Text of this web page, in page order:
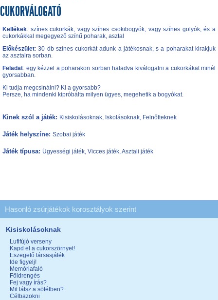
CUKORVÁLOGATÓ
Kellékek: színes cukorkák, vagy színes csokibogyók, vagy színes golyók, és a
cukorkákkal megegyező színű poharak, asztal
Előkészület: 30 db színes cukorkát adunk a játékosnak, s a poharakat kirakjuk
az asztalra sorban.
Feladat: egy kézzel a poharakon sorban haladva kiválogatni a cukorkákat minél
gyorsabban.
Ki tudja megcsinálni? Ki a gyorsabb?
Persze, ha mindenki kipróbálta milyen ügyes, megehetik a bogyókat.
Kinek szól a játék: Kisiskolásoknak, Iskolásoknak, Felnőtteknek
Játék helyszíne: Szobai játék
Játék típusa: Ügyességi játék, Vicces játék, Asztali játék
Hasonló zsúrjátékok korosztályok szerint
Kisiskolásoknak
Lufifújó verseny
Kapd el a cukorszörnyet!
Eszegető társasjáték
Ide figyelj!
Memóriafaló
Földrengés
Fej vagy írás?
Mit látsz a sötétben?
Célbazokni